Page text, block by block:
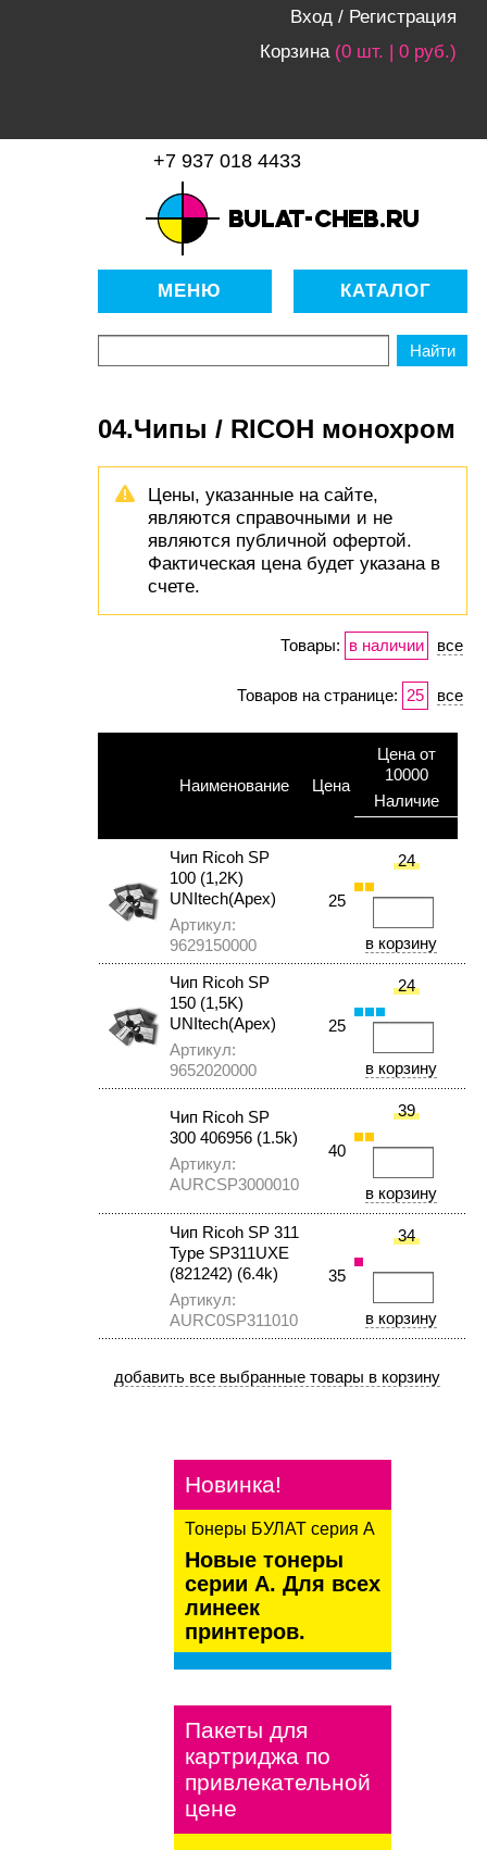
Вход / Регистрация
Корзина (0 шт. | 0 руб.)
материалы для копировально-
множительной техники
+7 937 018 4433
МЕНЮ КАТАЛОГ
04.Чипы / RICOH монохром
Цены, указанные на сайте,
являются справочными и не
являются публичной офертой.
Фактическая цена будет указана в
счете.
Товары: в наличии все
Товаров на странице: 25 все
Наименование Цена
Цена от
10000
Наличие
Чип Ricoh SP
100 (1,2K)
UNItech(Apex)
Артикул:
9629150000
25
24
Чип Ricoh SP
150 (1,5K)
UNItech(Apex)
Артикул:
9652020000
25
24
Чип Ricoh SP
300 406956 (1.5k)
Артикул:
AURCSP3000010
40
39
Чип Ricoh SP 311
Type SP311UXE
(821242) (6.4k)
Артикул:
AURC0SP311010
35
34
kaspersky
Новинка!
Тонеры БУЛАТ серия А
Новые тонеры
серии А. Для всех
линеек
принтеров.
Пакеты для
картриджа по
привлекательной
цене